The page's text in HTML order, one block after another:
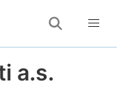
a.s.